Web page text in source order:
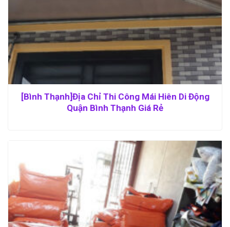
[Bình Thạnh]Địa Chỉ Thi Công Mái Hiên Di Động
Quận Bình Thạnh Giá Rẻ